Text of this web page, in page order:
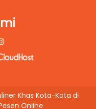
Khas Kota-Kota di
Online